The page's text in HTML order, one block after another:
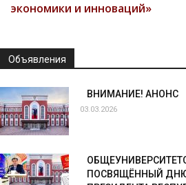
экономики и инноваций»
Объявления
ВНИМАНИЕ! АНОНС
03.03.2026
ПОСВЯЩЁННЫЙ